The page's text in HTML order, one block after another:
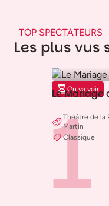
TOP SPECTATEURS
Les plus vus
1
On va voir
Le Mariage
Théâtre de la
Martin
Classique